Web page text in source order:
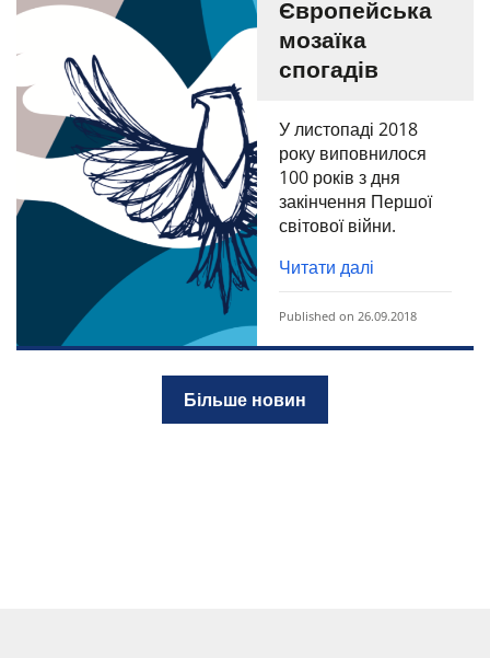
Європейська
мозаїка
спогадів
У листопаді 2018
року виповнилося
100 років з дня
закінчення Першої
світової війни.
Читати далі
Published on 26.09.2018
Більше новин